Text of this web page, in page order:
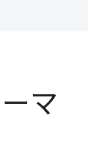
マ